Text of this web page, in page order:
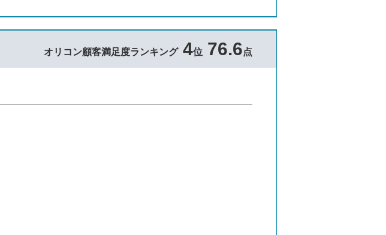
オリコン顧客満足度ランキング4位 76.6点